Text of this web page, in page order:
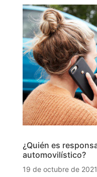
¿Quién es
automovilístico?
19 de octubre de 2021